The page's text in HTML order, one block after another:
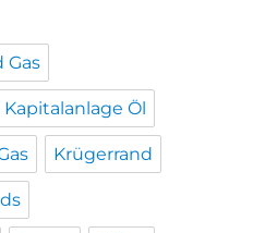
Gas
Kapitalanlage Öl
Krügerrand